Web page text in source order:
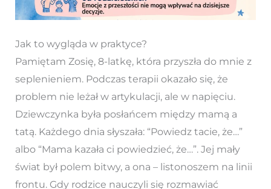
Jak to wygląda w praktyce?
Pamiętam Zosię, 8-latkę, która przyszła do mnie z
seplenieniem. Podczas terapii okazało się, że
problem nie leżał w artykulacji, ale w napięciu.
Dziewczynka była posłańcem między mamą a
tatą. Każdego dnia słyszała: “Powiedz tacie, że…”
albo “Mama kazała ci powiedzieć, że…”. Jej mały
świat był polem bitwy, a ona – listonoszem na linii
frontu. Gdy rodzice nauczyli się rozmawiać